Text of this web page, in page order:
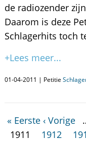
de radiozender
Daarom is deze
Schlagerhits toch
+Lees meer...
01-04-2011 | Petitie
« Eerste ‹ Vorige
1911
1912